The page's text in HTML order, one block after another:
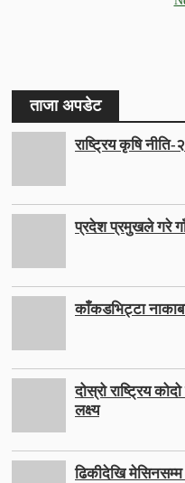
ताजा अपडेट
राष्ट्रिय कृषि
प्रदेश प्रमुखले गरे
काँकडभिट्टा
दोस्रो राष्ट्रिय
लक्ष्य
ढिकीदेखि मेसिनसम्म